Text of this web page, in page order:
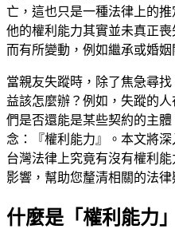
亡，這也只是一種法律上的
他的權利能力其實並未真正
而有所變動，例如繼承或婚姻
當親友失蹤時，除了焦急尋
益該怎麼辦？例如，失蹤的
們是否還能是某些契約的主
念：『權利能力』。本文將
台灣法律上究竟有沒有權利
影響，幫助您釐清相關的法律
什麼是「權利能力